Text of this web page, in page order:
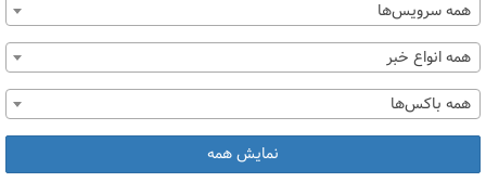
همه سرویس‌ها
همه انواع خبر
همه باکس‌ها
نمایش همه